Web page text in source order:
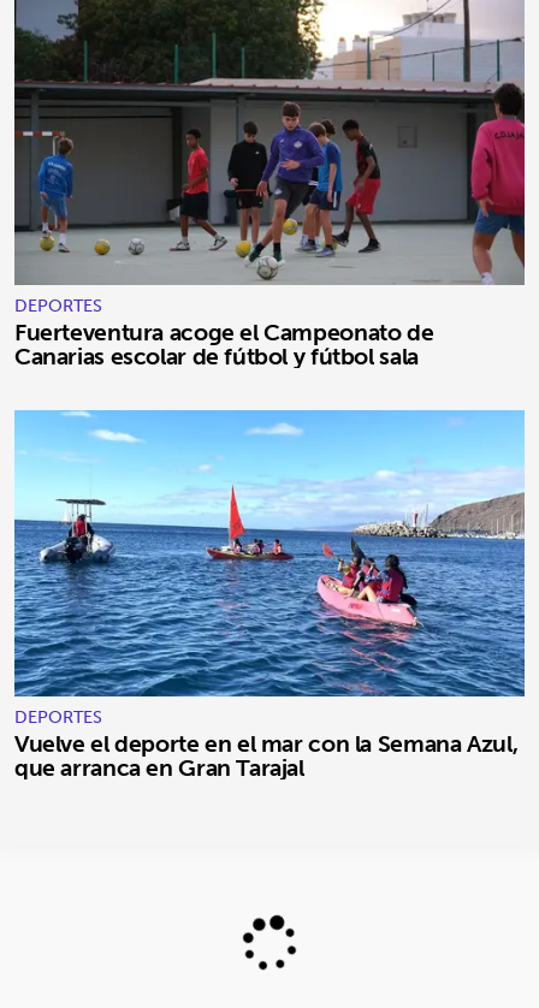
DEPORTES
Fuerteventura acoge el Campeonato de
Canarias escolar de fútbol y fútbol sala
DEPORTES
Vuelve el deporte en el mar con la Semana Azul,
que arranca en Gran Tarajal